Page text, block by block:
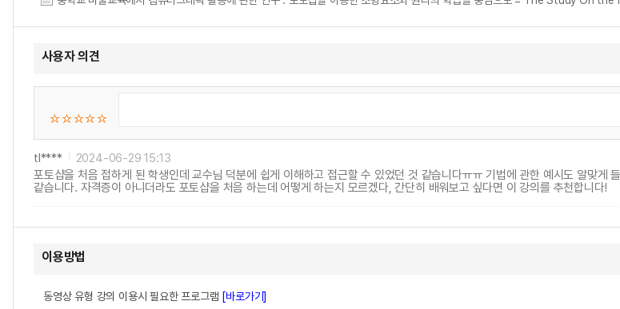
사용자 의견
tl****
2024-06-29 15:13
포토샵을 처음 접하게 된 학생인데 교수님 덕분에 쉽게 이해하고 접근할 수 있었던 것 같습니다ㅠㅠ 기법에 관한 예시도 알맞
같습니다. 자격증이 아니더라도 포토샵을 처음 하는데 어떻게 하는지 모르겠다, 간단히 배워보고 싶다면 이 강의를 추천합니다!
이용방법
동영상 유형 강의 이용시 필요한 프로그램 [바로가기]